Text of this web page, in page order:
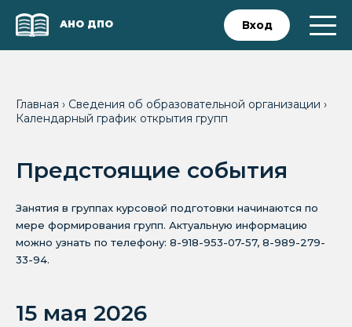
АНО ДПО Вход
Главная › Сведения об образовательной организации ›
Календарный график открытия групп
Предстоящие события
Занятия в группах курсовой подготовки начинаются по
мере формирования групп. Актуальную информацию
можно узнать по телефону: 8-918-953-07-57, 8-989-279-
33-94.
15 мая 2026